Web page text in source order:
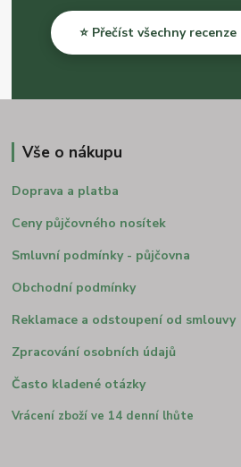
⭐ Přečíst všechny
Vše o nákupu
Doprava a platba
Ceny půjčovného nosítek
Smluvní podmínky - půjčovna
Obchodní podmínky
Reklamace a odstoupení od smlouvy
Zpracování osobních údajů
Často kladené otázky
Vrácení zboží ve 14 denní lhůte